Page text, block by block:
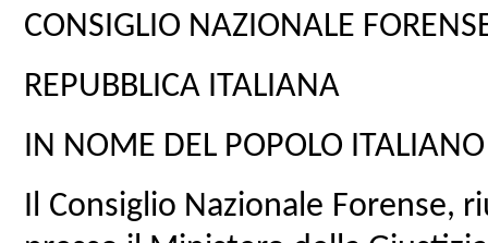
CONSIGLIO NAZIONALE
REPUBBLICA ITALIANA
IN NOME DEL POPOLO ITALIANO
Il Consiglio Nazionale Forense,